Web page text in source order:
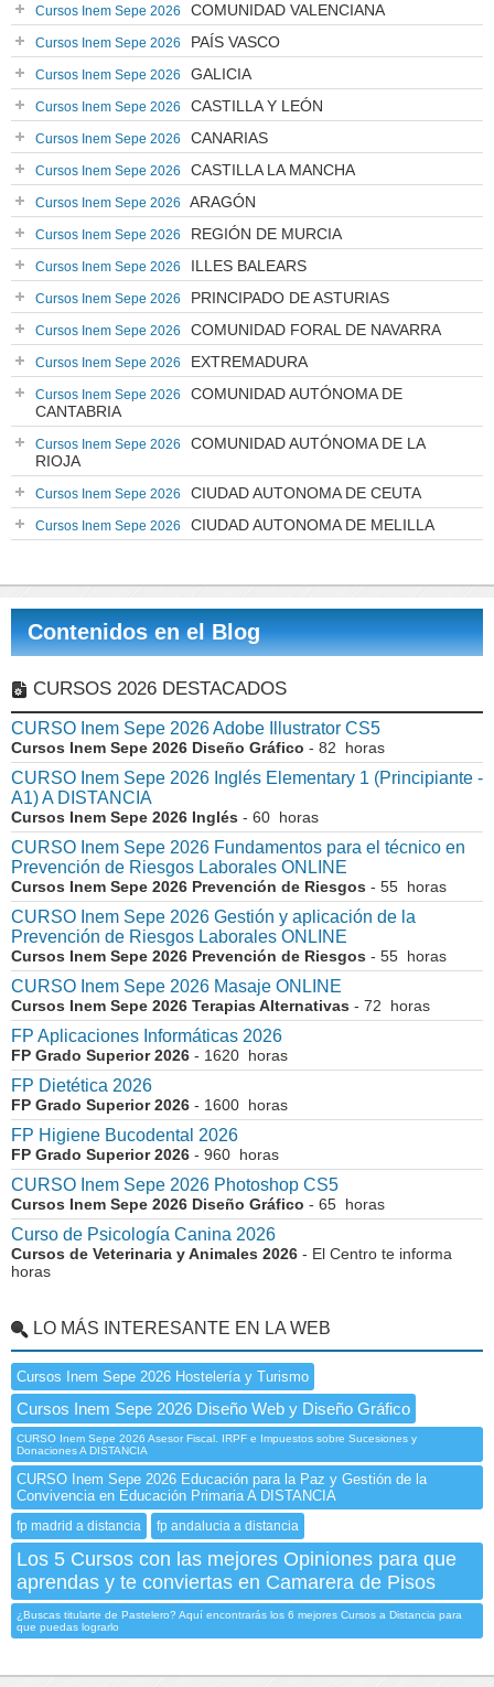
Cursos Inem Sepe 2026 COMUNIDAD VALENCIANA
Cursos Inem Sepe 2026 PAÍS VASCO
Cursos Inem Sepe 2026 GALICIA
Cursos Inem Sepe 2026 CASTILLA Y LEÓN
Cursos Inem Sepe 2026 CANARIAS
Cursos Inem Sepe 2026 CASTILLA LA MANCHA
Cursos Inem Sepe 2026 ARAGÓN
Cursos Inem Sepe 2026 REGIÓN DE MURCIA
Cursos Inem Sepe 2026 ILLES BALEARS
Cursos Inem Sepe 2026 PRINCIPADO DE ASTURIAS
Cursos Inem Sepe 2026 COMUNIDAD FORAL DE NAVARRA
Cursos Inem Sepe 2026 EXTREMADURA
Cursos Inem Sepe 2026
COMUNIDAD AUTÓNOMA DE
CANTABRIA
Cursos Inem Sepe 2026
COMUNIDAD AUTÓNOMA DE LA
RIOJA
Cursos Inem Sepe 2026 CIUDAD AUTONOMA DE CEUTA
Cursos Inem Sepe 2026 CIUDAD AUTONOMA DE MELILLA
Contenidos en el Blog
CURSOS 2026 DESTACADOS
CURSO Inem Sepe 2026 Adobe Illustrator CS5
Cursos Inem Sepe 2026 Diseño Gráfico - 82 horas
CURSO Inem Sepe 2026 Inglés Elementary 1 (Principiante -
A1) A DISTANCIA
Cursos Inem Sepe 2026 Inglés - 60 horas
CURSO Inem Sepe 2026 Fundamentos para el técnico en
Prevención de Riesgos Laborales ONLINE
Cursos Inem Sepe 2026 Prevención de Riesgos - 55 horas
CURSO Inem Sepe 2026 Gestión y aplicación de la
Prevención de Riesgos Laborales ONLINE
Cursos Inem Sepe 2026 Prevención de Riesgos - 55 horas
CURSO Inem Sepe 2026 Masaje ONLINE
Cursos Inem Sepe 2026 Terapias Alternativas - 72 horas
FP Aplicaciones Informáticas 2026
FP Grado Superior 2026 - 1620 horas
FP Dietética 2026
FP Grado Superior 2026 - 1600 horas
FP Higiene Bucodental 2026
FP Grado Superior 2026 - 960 horas
CURSO Inem Sepe 2026 Photoshop CS5
Cursos Inem Sepe 2026 Diseño Gráfico - 65 horas
Curso de Psicología Canina 2026
Cursos de Veterinaria y Animales 2026 - El Centro te informa
horas
LO MÁS INTERESANTE EN LA WEB
Cursos Inem Sepe 2026 Hostelería y Turismo
Cursos Inem Sepe 2026 Diseño Web y Diseño Gráfico
CURSO Inem Sepe 2026 Asesor Fiscal. IRPF e Impuestos sobre Sucesiones y
Donaciones A DISTANCIA
CURSO Inem Sepe 2026 Educación para la Paz y Gestión de la
Convivencia en Educación Primaria A DISTANCIA
fp madrid a distancia fp andalucia a distancia
Los 5 Cursos con las mejores Opiniones para que
aprendas y te conviertas en Camarera de Pisos
¿Buscas titularte de Pastelero? Aquí encontrarás los 6 mejores Cursos a Distancia para
que puedas lograrlo